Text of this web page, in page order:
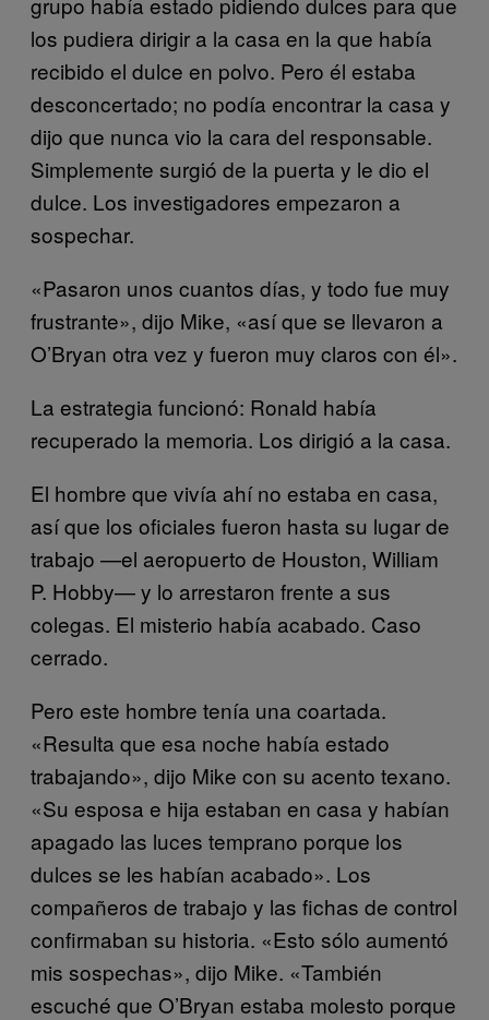
los pudiera dirigir a la casa en la que había
recibido el dulce en polvo. Pero él estaba
desconcertado; no podía encontrar la casa y
dijo que nunca vio la cara del responsable.
Simplemente surgió de la puerta y le dio el
dulce. Los investigadores empezaron a
sospechar.
«Pasaron unos cuantos días, y todo fue muy
frustrante», dijo Mike, «así que se llevaron a
O’Bryan otra vez y fueron muy claros con él».
La estrategia funcionó: Ronald había
recuperado la memoria. Los dirigió a la casa.
El hombre que vivía ahí no estaba en casa,
así que los oficiales fueron hasta su lugar de
trabajo —el aeropuerto de Houston, William
P. Hobby— y lo arrestaron frente a sus
colegas. El misterio había acabado. Caso
cerrado.
Pero este hombre tenía una coartada.
«Resulta que esa noche había estado
trabajando», dijo Mike con su acento texano.
«Su esposa e hija estaban en casa y habían
apagado las luces temprano porque los
dulces se les habían acabado». Los
compañeros de trabajo y las fichas de control
confirmaban su historia. «Esto sólo aumentó
mis sospechas», dijo Mike. «También
escuché que O’Bryan estaba molesto porque